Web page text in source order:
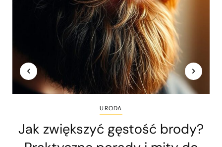
URODA
Jak zwiększyć gęstość brody?